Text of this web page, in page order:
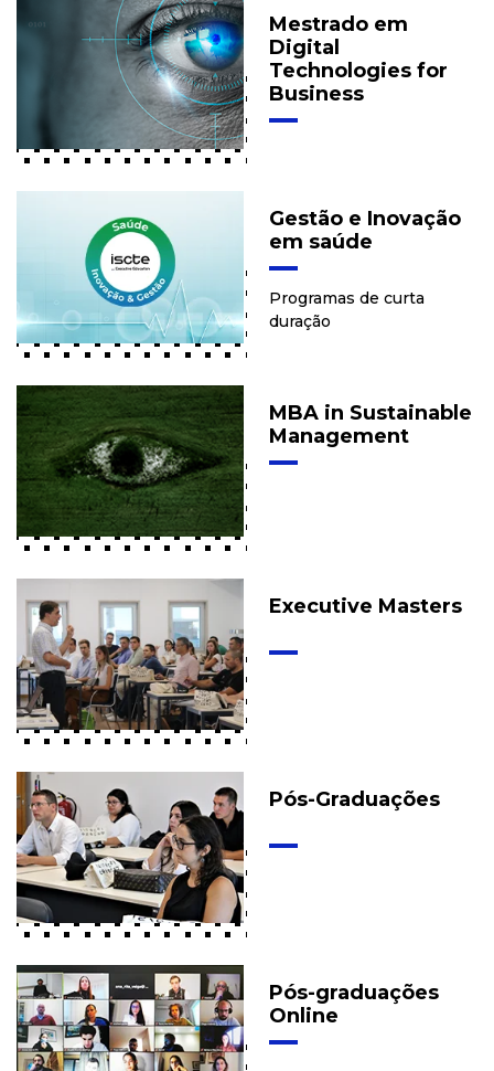
Mestrado em
Digital
Technologies for
Business
Gestão e Inovação
em saúde
Programas de curta
duração
MBA in Sustainable
Management
Executive Masters
Pós-Graduações
Pós-graduações
Online